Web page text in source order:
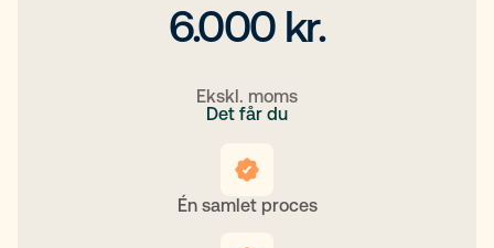
6.000 kr.
Ekskl. moms
Det får du
Én samlet proces